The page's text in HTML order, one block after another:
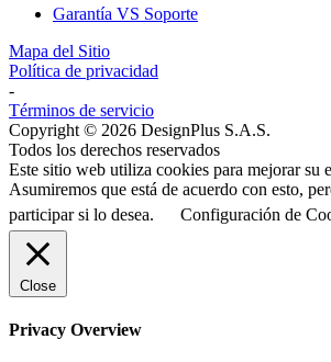
Garantía VS Soporte
Mapa del Sitio
Política de privacidad
-
Términos de servicio
Copyright © 2026 DesignPlus S.A.S.
Todos los derechos reservados
Este sitio web utiliza cookies para mejorar su
Asumiremos que está de acuerdo con esto,
participar si lo desea.
Configuración de
Close
Privacy Overview